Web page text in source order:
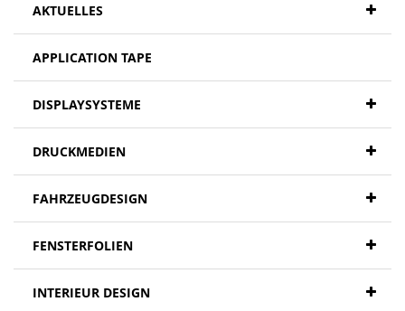
AKTUELLES
APPLICATION TAPE
DISPLAYSYSTEME
DRUCKMEDIEN
FAHRZEUGDESIGN
FENSTERFOLIEN
INTERIEUR DESIGN